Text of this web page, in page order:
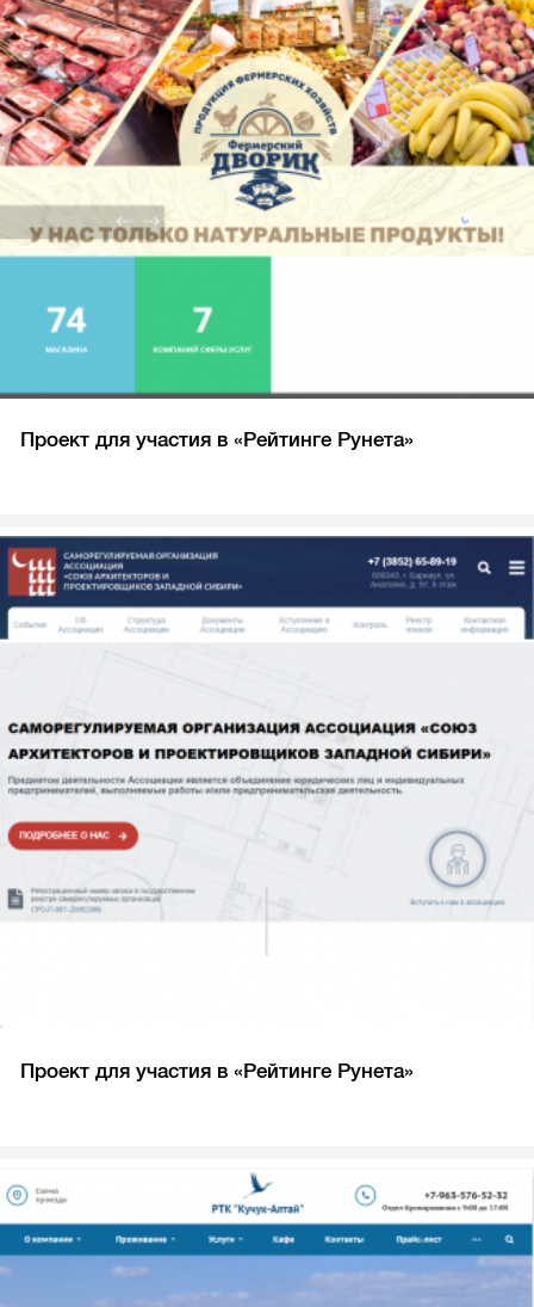
Проект для участия в «Рейтинге Рунета»
Проект для участия в «Рейтинге Рунета»